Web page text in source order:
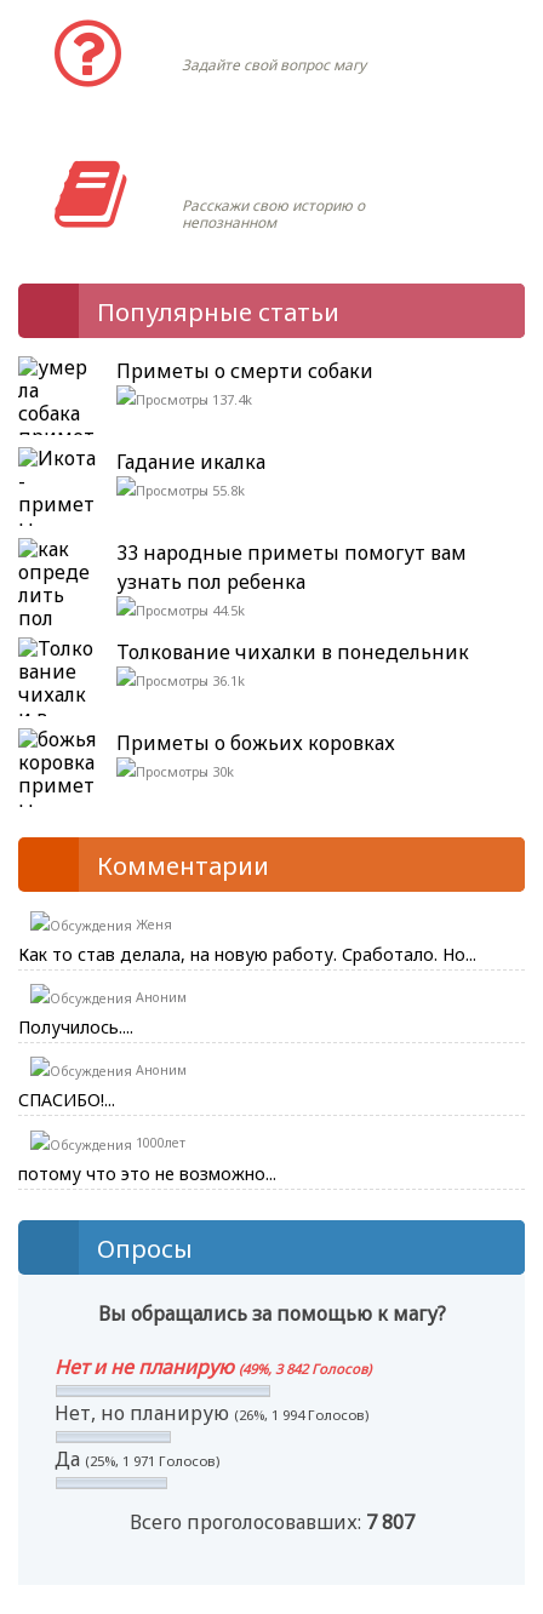
Задайте свой вопрос магу
Расскажи свою историю о
непознанном
Популярные статьи
Приметы о смерти собаки
137.4k
Гадание икалка
55.8k
33 народные приметы помогут вам
узнать пол ребенка
44.5k
Толкование чихалки в понедельник
36.1k
Приметы о божьих коровках
30k
Комментарии
Женя
Как то став делала, на новую работу. Сработало. Но...
Аноним
Получилось....
Аноним
СПАСИБО!...
1000лет
потому что это не возможно...
Опросы
Вы обращались за помощью к магу?
Нет и не планирую (49%, 3 842 Голосов)
Нет, но планирую (26%, 1 994 Голосов)
Да (25%, 1 971 Голосов)
Всего проголосовавших: 7 807